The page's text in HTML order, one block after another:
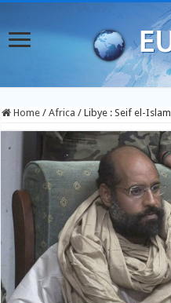
Home / Africa / Libye : Seif el-